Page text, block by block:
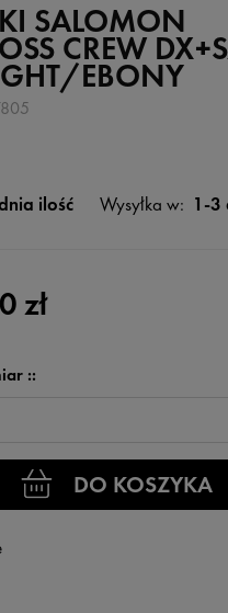
SALOMON
CREW
EBONY
ilość Wysyłka w: 1-3
zł
::
DO KOSZYKA